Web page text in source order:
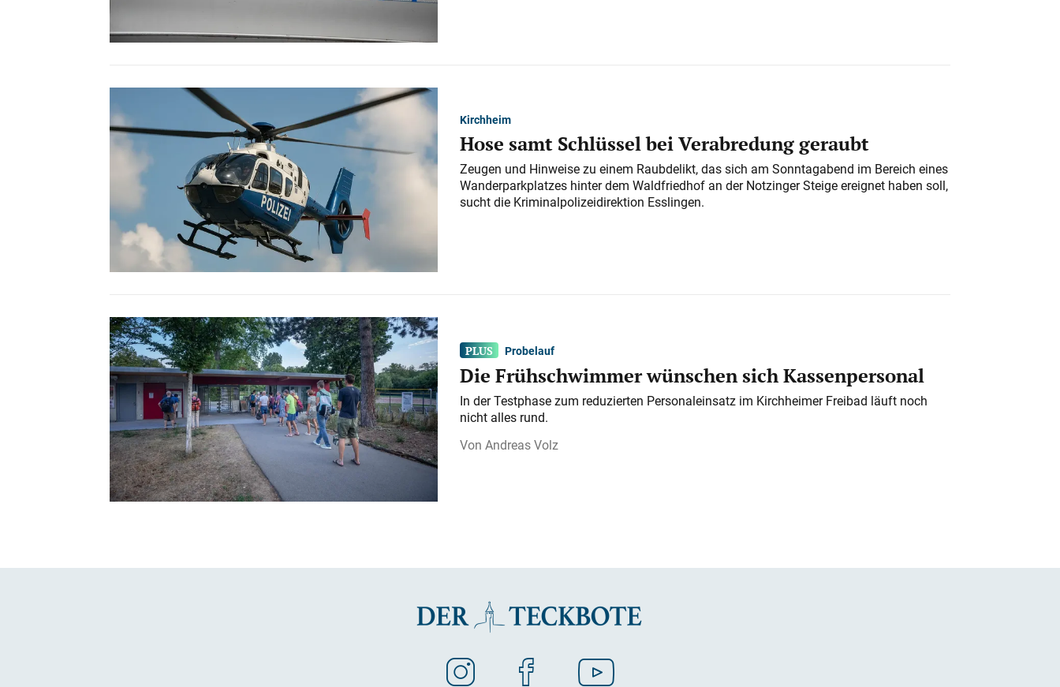
Kirchheim
Hose samt Schlüssel bei Verabredung geraubt
Zeugen und Hinweise zu einem Raubdelikt, das sich am Sonntagabend im Bereich eines
Wanderparkplatzes hinter dem Waldfriedhof an der Notzinger Steige ereignet haben soll,
sucht die Kriminalpolizeidirektion Esslingen.
Probelauf
Die Frühschwimmer wünschen sich Kassenpersonal
In der Testphase zum reduzierten Personaleinsatz im Kirchheimer Freibad läuft noch
nicht alles rund.
Andreas Volz